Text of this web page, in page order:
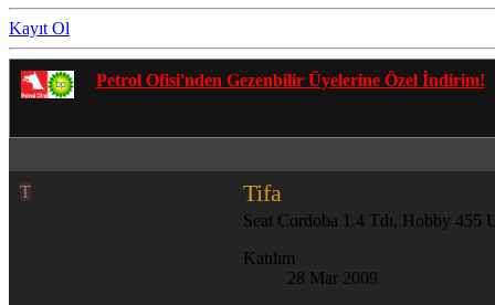
Kayıt Ol
Gezenbilir Whatsapp Grupları'na
T Tifa
Seat Cordoba 1.4 Tdı, Hobby 455
Katılım
28 Mar 2009